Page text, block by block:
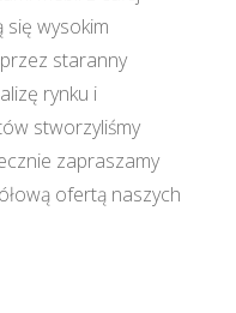
się wysokim
staranny
rynku i
stworzyliśmy
zapraszamy
ofertą naszych